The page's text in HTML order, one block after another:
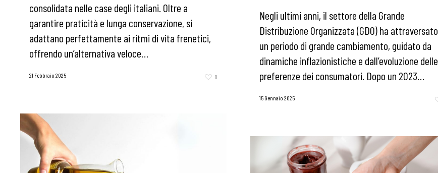
consolidata nelle case degli italiani. Oltre a
garantire praticità e lunga conservazione, si
adattano perfettamente ai ritmi di vita frenetici,
offrendo un’alternativa veloce…
21 Febbraio 2025 0
Negli ultimi anni, il settore della Grande
Distribuzione Organizzata (GDO) ha attraversato
un periodo di grande cambiamento, guidato da
dinamiche inflazionistiche e dall’evoluzione delle
preferenze dei consumatori. Dopo un 2023…
15 Gennaio 2025